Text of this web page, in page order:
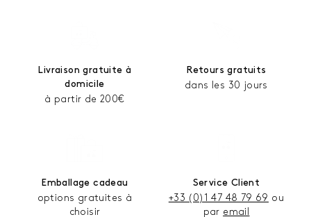
Livraison gratuite à
domicile
à partir de 200€
Retours gratuits
dans les 30 jours
Emballage cadeau
options gratuites à
choisir
Service Client
+33 (0)1 47 48 79 69 ou
par email